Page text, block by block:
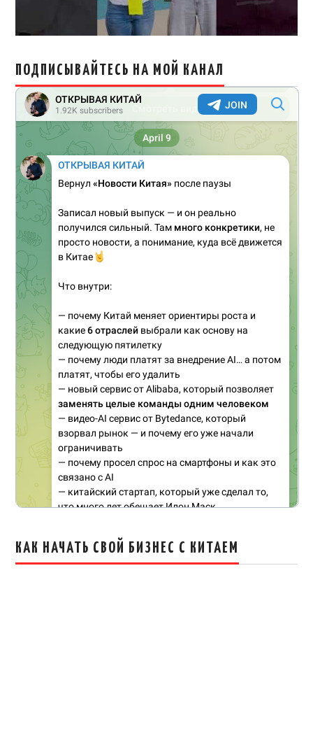
ПОДПИСЫВАЙТЕСЬ НА МОЙ КАНАЛ
КАК НАЧАТЬ СВОЙ БИЗНЕС С КИТАЕМ